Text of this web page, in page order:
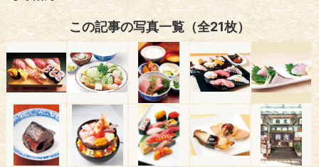
この記事の写真一覧（全21枚）